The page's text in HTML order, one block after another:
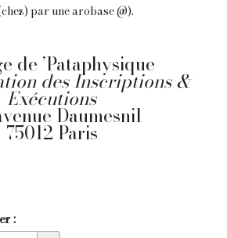
par une arobase @).
de ’Pataphysique
des Inscriptions &
Exécutions
Daumesnil
75012 Paris
: